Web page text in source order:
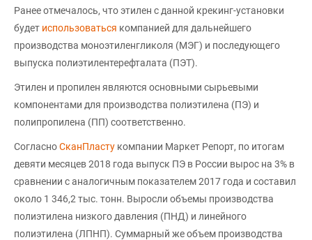
Ранее отмечалось, что этилен с данной крекинг-установки
будет использоваться компанией для дальнейшего
производства моноэтиленгликоля (МЭГ) и последующего
выпуска полиэтилентерефталата (ПЭТ).
Этилен и пропилен являются основными сырьевыми
компонентами для производства полиэтилена (ПЭ) и
полипропилена (ПП) соответственно.
СогласноСканПласту компании Маркет Репорт, по итогам
девяти месяцев 2018 года выпуск ПЭ в России вырос на 3% в
сравнении с аналогичным показателем 2017 года и составил
около 1 346,2 тыс. тонн. Выросли объемы производства
полиэтилена низкого давления (ПНД) и линейного
полиэтилена (ЛПНП). Суммарный же объем производства